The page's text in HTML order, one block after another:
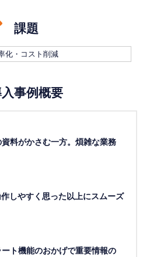
課題
化・コスト削減
事例概要
資料がかさむ一方。煩雑な業務
しやすく思った以上にスムーズ
ート機能のおかげで重要情報の